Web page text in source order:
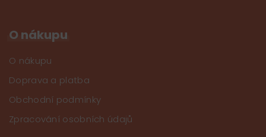
O nákupu
O nákupu
Doprava a platba
Obchodní podmínky
Zpracování osobních údajů